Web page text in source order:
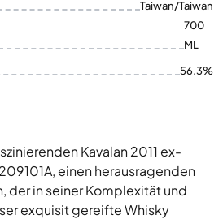
Taiwan/Taiwan
700
ML
56.3%
Kavalan 2011 ex-
einen herausragenden
der in seiner Komplexität und
exquisit gereifte Whisky